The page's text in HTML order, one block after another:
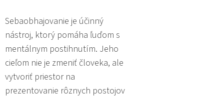
Sebaobhajovanie je účinný
nástroj, ktorý pomáha ľuďom s
mentálnym postihnutím. Jeho
cieľom nie je zmeniť človeka, ale
vytvoriť priestor na
prezentovanie rôznych postojov